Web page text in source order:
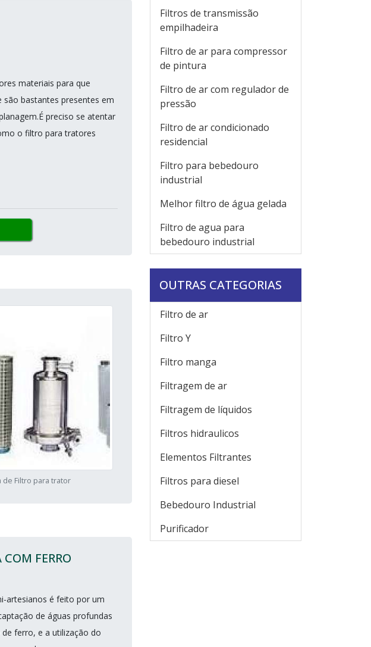
materiais para que
são bastantes presentes em
preciso se atentar
o filtro para tratores
de Filtro para trator
FERRO
artesianos é feito por um
de águas profundas
ferro, e a utilização do
Filtros de transmissão
empilhadeira
Filtro de ar para compressor
de pintura
Filtro de ar com regulador de
pressão
Filtro de ar condicionado
residencial
Filtro para bebedouro
industrial
Melhor filtro de água gelada
Filtro de agua para
bebedouro industrial
OUTRAS CATEGORIAS
Filtro de ar
Filtro Y
Filtro manga
Filtragem de ar
Filtragem de líquidos
Filtros hidraulicos
Elementos Filtrantes
Filtros para diesel
Bebedouro Industrial
Purificador